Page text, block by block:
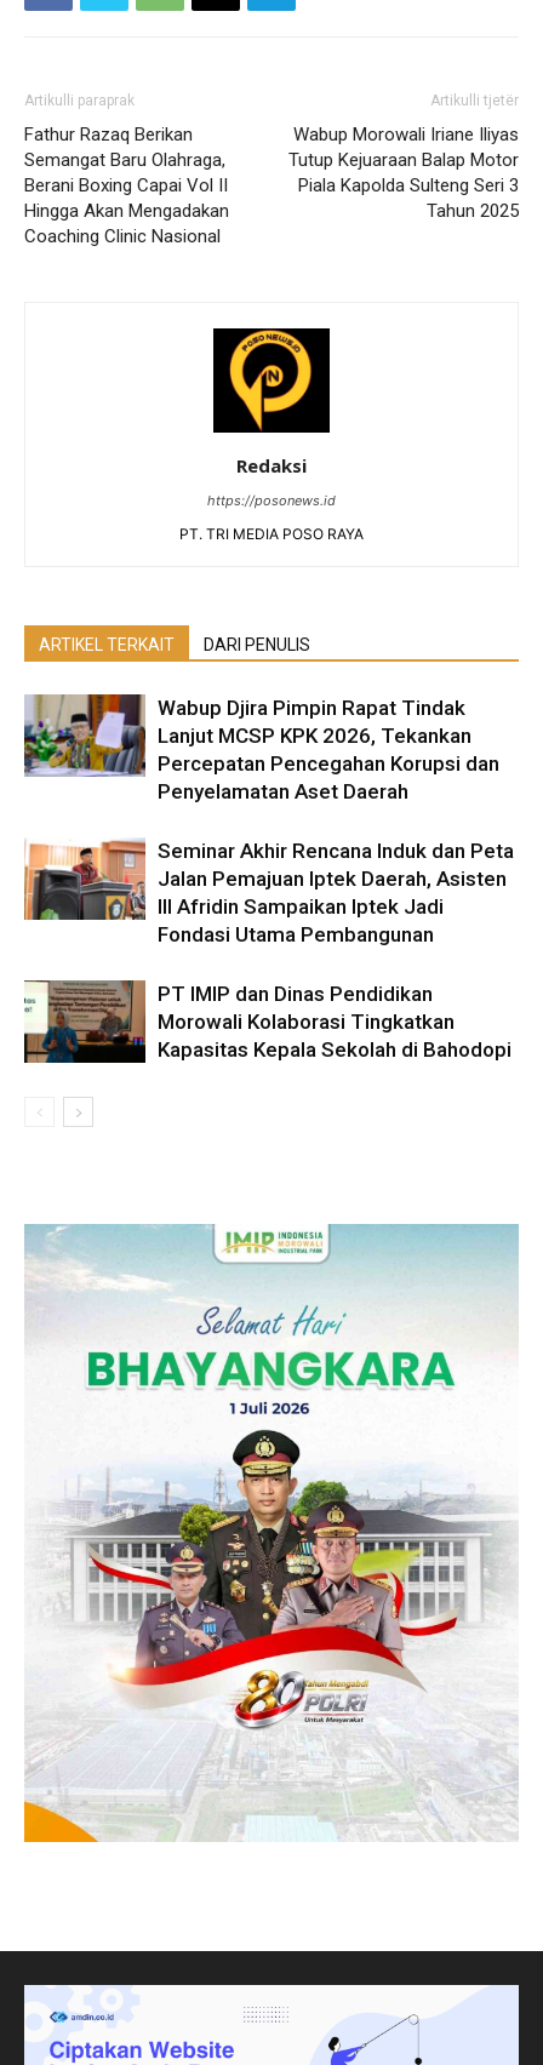
Artikulli paraprak
Fathur Razaq Berikan
Semangat Baru Olahraga,
Berani Boxing Capai Vol II
Hingga Akan Mengadakan
Coaching Clinic Nasional
Artikulli tjetër
Wabup Morowali Iriane Iliyas
Tutup Kejuaraan Balap Motor
Piala Kapolda Sulteng Seri 3
Tahun 2025
Redaksi
https://posonews.id
PT. TRI MEDIA POSO RAYA
ARTIKEL TERKAIT DARI PENULIS
Wabup Djira Pimpin Rapat Tindak
Lanjut MCSP KPK 2026, Tekankan
Percepatan Pencegahan Korupsi dan
Penyelamatan Aset Daerah
Seminar Akhir Rencana Induk dan Peta
Jalan Pemajuan Iptek Daerah, Asisten
III Afridin Sampaikan Iptek Jadi
Fondasi Utama Pembangunan
PT IMIP dan Dinas Pendidikan
Morowali Kolaborasi Tingkatkan
Kapasitas Kepala Sekolah di Bahodopi